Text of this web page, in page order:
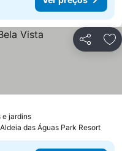
Partilhar
e jardins
das Águas Park Resort